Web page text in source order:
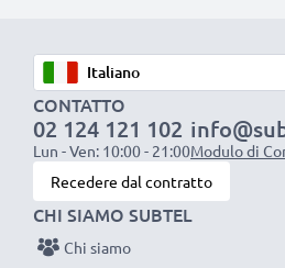
+ Materiale piacevole al tatto
✔ Sicurezza certificata:
surriscaldamento e
Caricatore subtel: un
rapporto qualità-prezzo
CONTATTO
02 124 121 102
Lun - Ven: 10:00 - 21:00Modulo di
Recedere dal contratto
CHI SIAMO SUBTEL
Chi siamo